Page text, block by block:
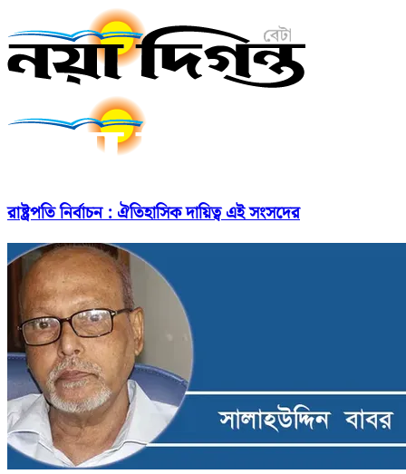
রাষ্ট্রপতি নির্বাচন : ঐতিহাসিক দায়িত্ব এই সংসদের